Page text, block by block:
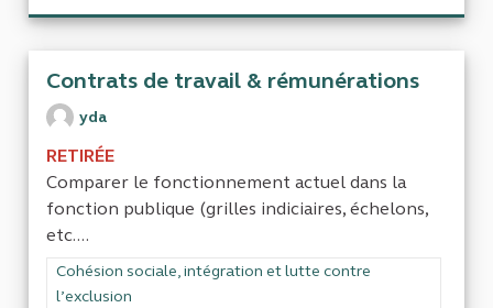
Contrats de travail & rémunérations
yda
RETIRÉE
Comparer le fonctionnement actuel dans la
fonction publique (grilles indiciaires, échelons,
etc....
Filtrer les résultats de la catégorie : Cohésion sociale,
Cohésion sociale, intégration et lutte contre
l’exclusion